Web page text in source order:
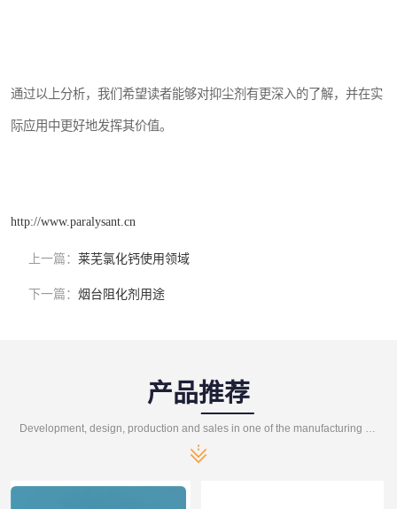
通过以上分析，我们希望读者能够对抑尘剂有更深入的了解，并在实
际应用中更好地发挥其价值。
http://www.paralysant.cn
上一篇： 莱芜氯化钙使用领域
下一篇： 烟台阻化剂用途
产品推荐
Development, design, production and sales in one of the manufacturing enterprises